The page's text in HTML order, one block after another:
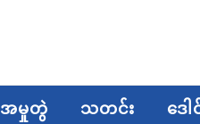
အမှုတွဲ သတင်း ဒေ